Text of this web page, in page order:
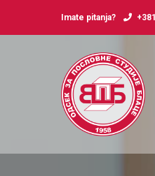
Imate pitanja?